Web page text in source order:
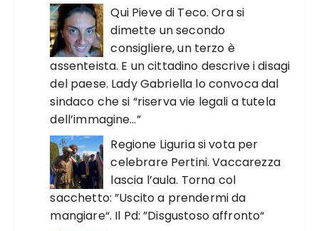
Qui Pieve di Teco. Ora si
dimette un secondo
consigliere, un terzo è
assenteista. E un cittadino descrive i disagi
del paese. Lady Gabriella lo convoca dal
sindaco che si “riserva vie legali a tutela
dell’immagine…”
Regione Liguria si vota per
celebrare Pertini. Vaccarezza
lascia l’aula. Torna col
sacchetto: ”Uscito a prendermi da
mangiare“. Il Pd: ”Disgustoso affronto“